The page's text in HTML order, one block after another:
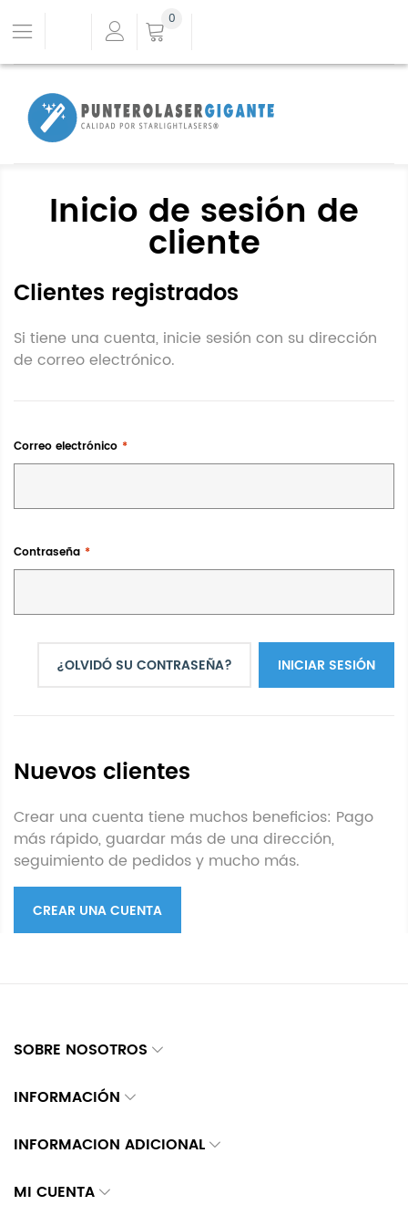
0
Inicio de sesión de
cliente
Clientes registrados
Si tiene una cuenta, inicie sesión con su dirección
de correo electrónico.
Correo electrónico
Contraseña
INICIAR SESIÓN
¿OLVIDÓ SU CONTRASEÑA?
Nuevos clientes
Crear una cuenta tiene muchos beneficios: Pago
más rápido, guardar más de una dirección,
seguimiento de pedidos y mucho más.
CREAR UNA CUENTA
SOBRE NOSOTROS
INFORMACIÓN
INFORMACION ADICIONAL
MI CUENTA